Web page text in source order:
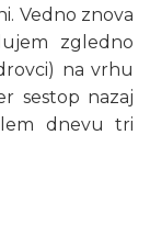
Vedno znova
zgledno
na vrhu
sestop nazaj
dnevu tri